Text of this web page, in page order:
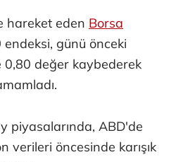
hareket eden Borsa
günü önceki
0,80 değer kaybederek
piyasalarında, ABD'de
verileri öncesinde karışık